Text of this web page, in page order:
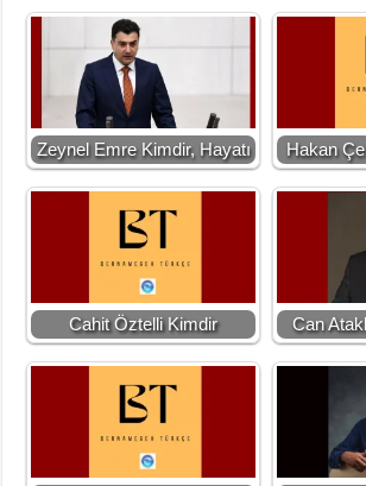
Zeynel Emre Kimdir, Hayatı Hakan
Cahit Öztelli Kimdir Can